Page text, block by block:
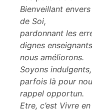
Bienveillant
de Soi,
pardonnant les
dignes
nous améliorons.
Soyons
parfois là pour
rappel opportun.
Etre, c’est Vivre